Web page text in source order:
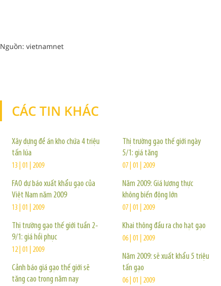
Nguồn: vietnamnet
CÁC TIN KHÁC
Xây dựng đề án kho chứa 4 triệu
tấn lúa
13 | 01 | 2009
FAO dự báo xuất khẩu gạo của
Việt Nam năm 2009
13 | 01 | 2009
Thị trường gạo thế giới tuần 2-
9/1: giá hồi phục
12 | 01 | 2009
Cảnh báo giá gạo thế giới sẽ
tăng cao trong năm nay
Thị trường gạo thế giới ngày
5/1: giá tăng
07 | 01 | 2009
Năm 2009: Giá lương thực
không biến động lớn
07 | 01 | 2009
Khai thông đầu ra cho hạt gạo
06 | 01 | 2009
Năm 2009: sẽ xuất khẩu 5 triệu
tấn gạo
06 | 01 | 2009